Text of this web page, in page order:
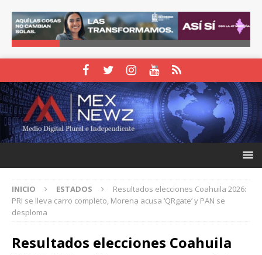
INICIO ESTADOS
Resultados elecciones Coahuila 2026:
PRI se lleva carro completo, Morena acusa ‘QRgate’ y PAN se
desploma
Resultados elecciones Coahuila